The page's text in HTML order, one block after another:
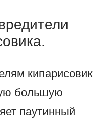
кипарисовик
большую
паутинный